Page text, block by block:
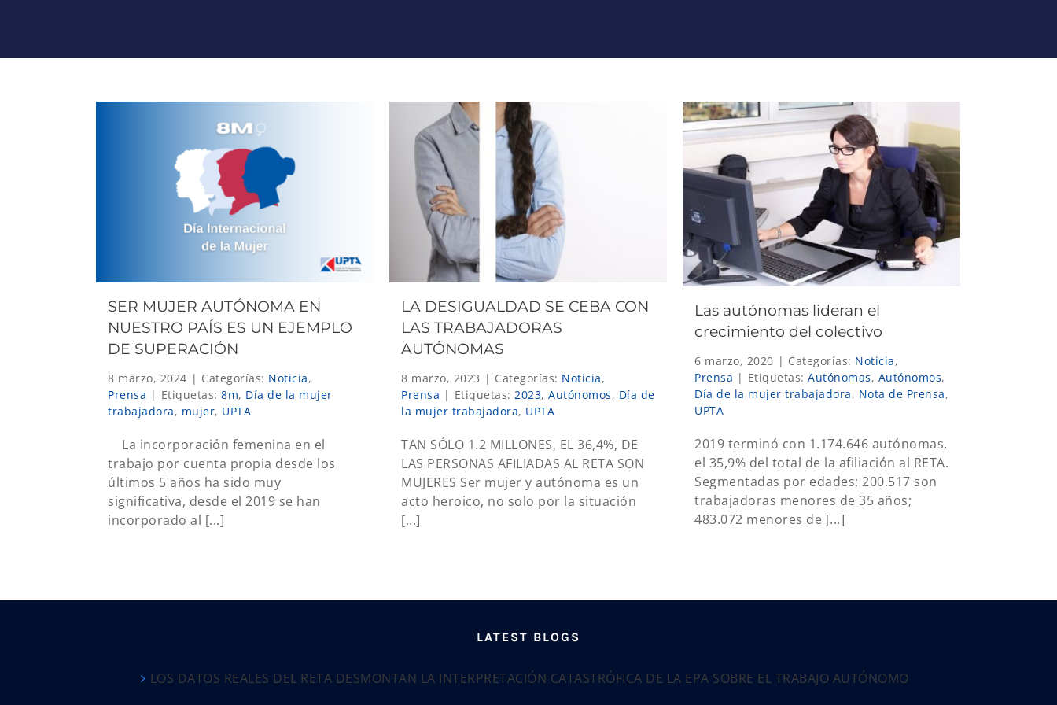
SER MUJER AUTÓNOMA EN
NUESTRO PAÍS ES UN EJEMPLO
DE SUPERACIÓN
8 marzo, 2024 | Categorías: Noticia,
Prensa | Etiquetas: 8m, Día de la mujer
trabajadora, mujer, UPTA
La incorporación femenina en el
trabajo por cuenta propia desde los
últimos 5 años ha sido muy
significativa, desde el 2019 se han
incorporado al [...]
LA DESIGUALDAD SE CEBA CON
LAS TRABAJADORAS
AUTÓNOMAS
8 marzo, 2023 | Categorías: Noticia,
Prensa | Etiquetas: 2023, Autónomos, Día de
la mujer trabajadora, UPTA
TAN SÓLO 1.2 MILLONES, EL 36,4%, DE
LAS PERSONAS AFILIADAS AL RETA SON
MUJERES Ser mujer y autónoma es un
acto heroico, no solo por la situación
[...]
Las autónomas lideran el
crecimiento del colectivo
6 marzo, 2020 | Categorías: Noticia,
Prensa | Etiquetas: Autónomas, Autónomos,
Día de la mujer trabajadora, Nota de Prensa,
UPTA
2019 terminó con 1.174.646 autónomas,
el 35,9% del total de la afiliación al RETA.
Segmentadas por edades: 200.517 son
trabajadoras menores de 35 años;
483.072 menores de [...]
LATEST BLOGS
LOS DATOS REALES DEL RETA DESMONTAN LA INTERPRETACIÓN CATASTRÓFICA DE LA EPA SOBRE EL TRABAJO AUTÓNOMO